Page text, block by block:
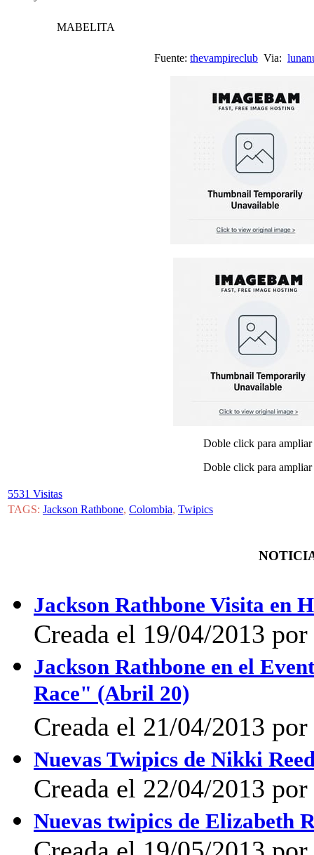
MABELITA
Fuente: thevampireclub Via:
Doble click para ampliar
Doble click para ampliar
5531 Visitas
TAGS: Jackson Rathbone, Colombia, Twipics
Jackson Rathbone Visita
Creada el 19/04/2013
Jackson Rathbone en el
Race" (Abril 20)
Creada el 21/04/2013
Nuevas Twipics de Nikki
Creada el 22/04/2013
Nuevas twipics de Elizabeth